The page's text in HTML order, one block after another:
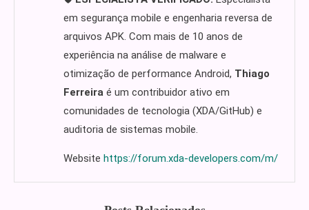
em segurança mobile e engenharia reversa de
arquivos APK. Com mais de 10 anos de
experiência na análise de malware e
otimização de performance Android, Thiago
Ferreira é um contribuidor ativo em
comunidades de tecnologia (XDA/GitHub) e
auditoria de sistemas mobile.
Website https://forum.xda-developers.com/m/